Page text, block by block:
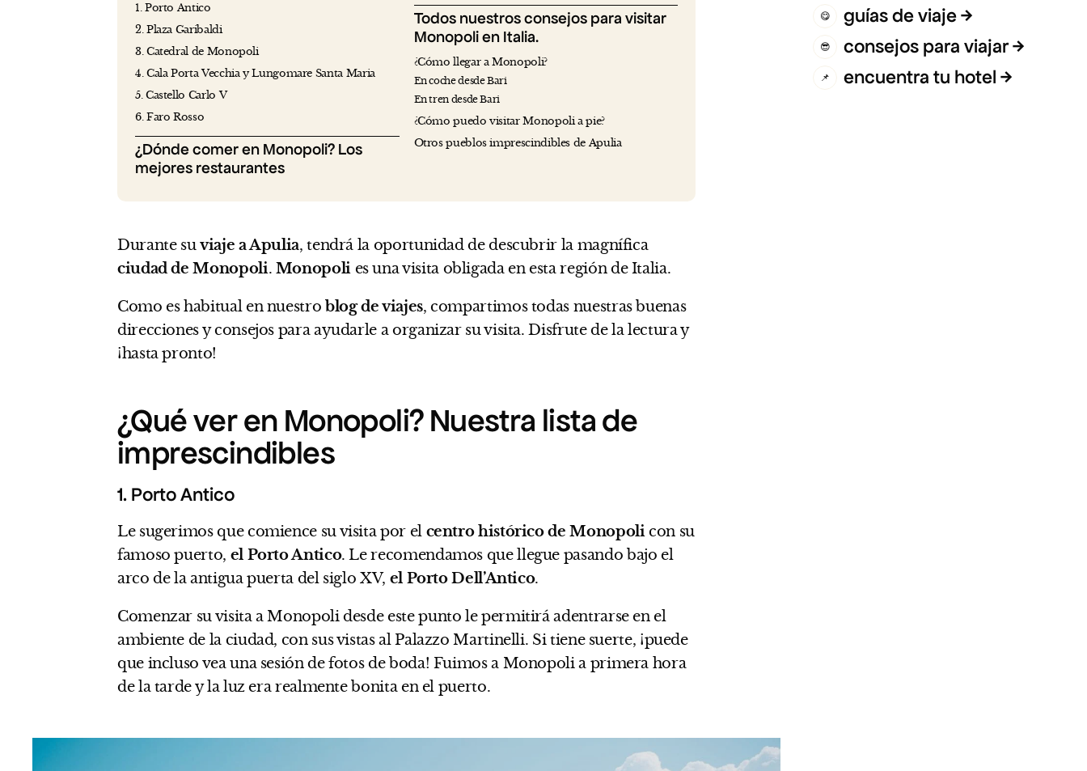
1. Porto Antico
2. Plaza Garibaldi
3. Catedral de Monopoli
4. Cala Porta Vecchia y Lungomare Santa Maria
5. Castello Carlo V
6. Faro Rosso
¿Dónde comer en Monopoli? Los
mejores restaurantes
Todos nuestros consejos para visitar
Monopoli en Italia.
¿Cómo llegar a Monopoli?
En coche desde Bari
En tren desde Bari
¿Cómo puedo visitar Monopoli a pie?
Otros pueblos imprescindibles de Apulia
Durante suviaje a Apulia, tendrá la oportunidad de descubrir la magnífica
ciudad de Monopoli. Monopolies una visita obligada en esta región de Italia.
Como es habitual en nuestro blog de viajes, compartimos todas nuestras buenas
direcciones y consejos para ayudarle a organizar su visita. Disfrute de la lectura y
¡hasta pronto!
¿Qué ver en Monopoli? Nuestra lista de
imprescindibles
1. Porto Antico
Le sugerimos que comience su visita por el centro histórico de Monopolicon su
famoso puerto, el Porto Antico. Le recomendamos que llegue pasando bajo el
arco de la antigua puerta del siglo XV, el Porto Dell’Antico.
Comenzar su visita a Monopoli desde este punto le permitirá adentrarse en el
ambiente de la ciudad, con sus vistas al Palazzo Martinelli. Si tiene suerte, ¡puede
que incluso vea una sesión de fotos de boda! Fuimos a Monopoli a primera hora
de la tarde y la luz era realmente bonita en el puerto.
😋 guías de viaje
😎 consejos para viajar
📌 encuentra tu hotel